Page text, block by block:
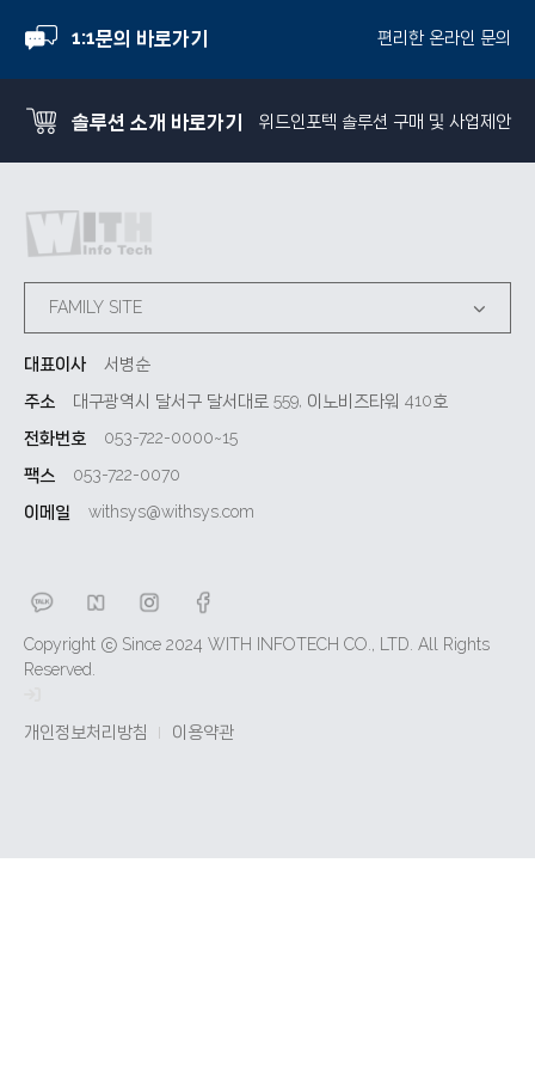
1:1문의 바로가기 편리한 온라인 문의
솔루션 소개 바로가기 위드인포텍 솔루션 구매 및 사업제안
FAMILY SITE
대표이사
서병순
주소
대구광역시 달서구 달서대로 559, 이노비즈타워 410호
전화번호
053-722-0000~15
팩스
053-722-0070
이메일
withsys@withsys.com
Copyright ⓒ Since 2024 WITH INFOTECH CO., LTD. All Rights
Reserved.
개인정보처리방침 이용약관